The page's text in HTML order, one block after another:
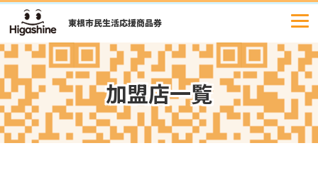
コ
ン
テ
ン
ツ
へ
ス
キ
ッ
加盟店一覧